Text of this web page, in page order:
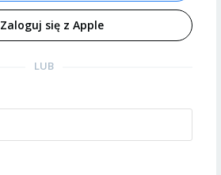
Zaloguj się z Apple
LUB